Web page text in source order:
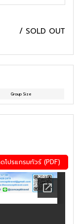
/ SOLD OUT
Group Size
โปรแกรมทัวร์ (PDF)